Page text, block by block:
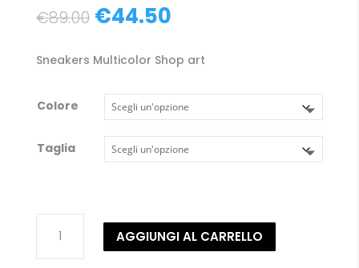
€89.00 Il
originale
era:
€89.00.
€44.50Il
attuale
è:
€44.50.
Sneakers Multicolor Shop art
Colore
Taglia
Multicolor
Shop
AGGIUNGI AL CARRELLO